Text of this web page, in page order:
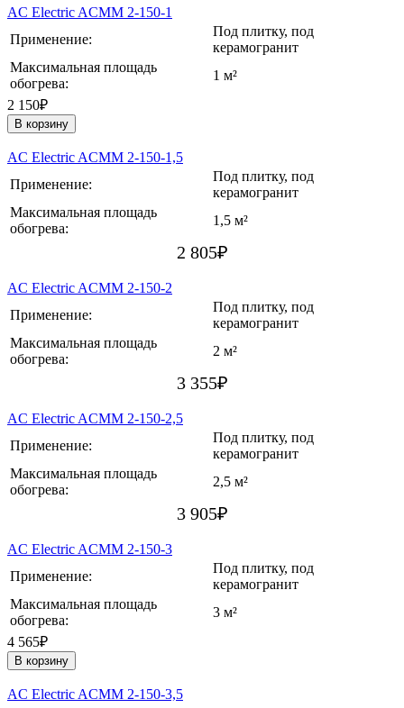
AC Electric ACMM 2-150-1
Применение:
Под плитку, под
керамогранит
Максимальная площадь
обогрева:
1 м²
2 150₽
В корзину
AC Electric ACMM 2-150-1,5
Применение:
Под плитку, под
керамогранит
Максимальная площадь
обогрева:
1,5 м²
2 805₽
AC Electric ACMM 2-150-2
Применение:
Под плитку, под
керамогранит
Максимальная площадь
обогрева:
2 м²
3 355₽
AC Electric ACMM 2-150-2,5
Применение:
Под плитку, под
керамогранит
Максимальная площадь
обогрева:
2,5 м²
3 905₽
AC Electric ACMM 2-150-3
Применение:
Под плитку, под
керамогранит
Максимальная площадь
обогрева:
3 м²
4 565₽
В корзину
AC Electric ACMM 2-150-3,5